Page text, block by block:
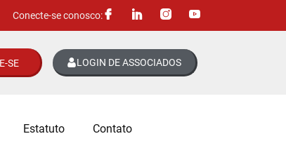
Conecte-se conosco:
SE LOGIN DE ASSOCIADOS
Estatuto Contato